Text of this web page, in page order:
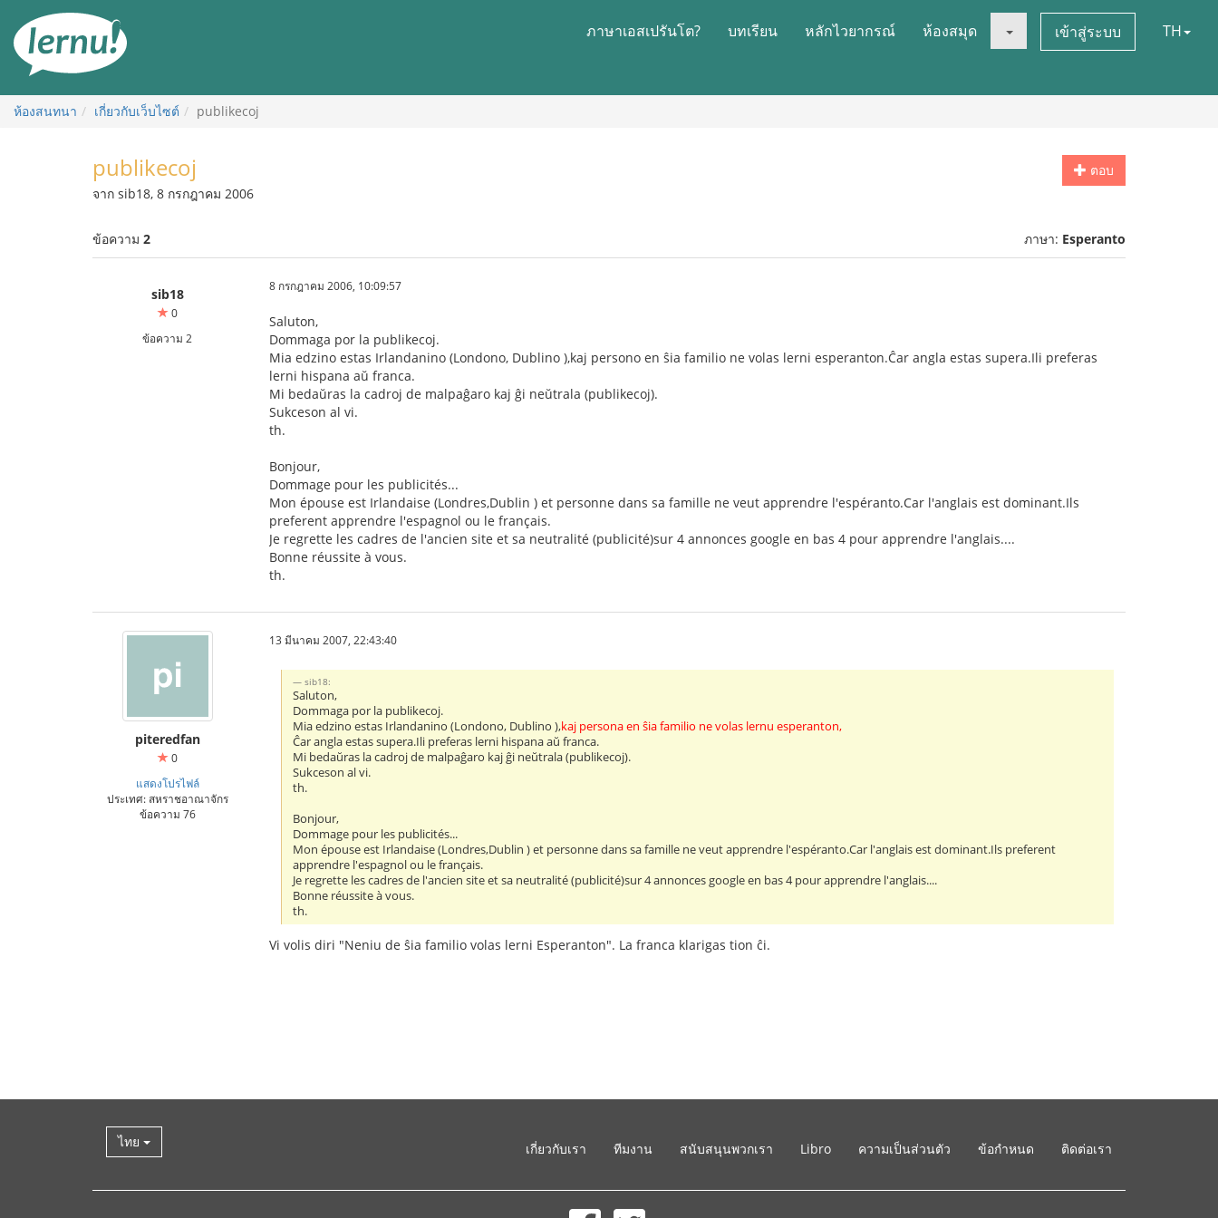
สารบัญ
ภาษาเอสเปรันโต? บทเรียน หลักไวยากรณ์ ห้องสมุด เข้าสู่ระบบ TH
ห้องสนทนา เกี่ยวกับเว็บไซต์ publikecoj
ตอบ
publikecoj
จาก sib18, 8 กรกฎาคม 2006
ข้อความ 2 ภาษา: Esperanto
sib18
0
ข้อความ 2
8 กรกฎาคม 2006, 10:09:57
Saluton,
Dommaga por la publikecoj.
Mia edzino estas Irlandanino (Londono, Dublino ),kaj persono en ŝia familio ne volas lerni esperanton.Ĉar angla estas supera.Ili preferas
lerni hispana aŭ franca.
Mi bedaŭras la cadroj de malpaĝaro kaj ĝi neŭtrala (publikecoj).
Sukceson al vi.
th.
Bonjour,
Dommage pour les publicités...
Mon épouse est Irlandaise (Londres,Dublin ) et personne dans sa famille ne veut apprendre l'espéranto.Car l'anglais est dominant.Ils
preferent apprendre l'espagnol ou le français.
Je regrette les cadres de l'ancien site et sa neutralité (publicité)sur 4 annonces google en bas 4 pour apprendre l'anglais....
Bonne réussite à vous.
th.
piteredfan
0
แสดงโปรไฟล์
ประเทศ: สหราชอาณาจักร
ข้อความ 76
13 มีนาคม 2007, 22:43:40
sib18:
Saluton,
Dommaga por la publikecoj.
Mia edzino estas Irlandanino (Londono, Dublino ),kaj persona en ŝia familio ne volas lernu esperanton,
Ĉar angla estas supera.Ili preferas lerni hispana aŭ franca.
Mi bedaŭras la cadroj de malpaĝaro kaj ĝi neŭtrala (publikecoj).
Sukceson al vi.
th.
Bonjour,
Dommage pour les publicités...
Mon épouse est Irlandaise (Londres,Dublin ) et personne dans sa famille ne veut apprendre l'espéranto.Car l'anglais est dominant.Ils preferent
apprendre l'espagnol ou le français.
Je regrette les cadres de l'ancien site et sa neutralité (publicité)sur 4 annonces google en bas 4 pour apprendre l'anglais....
Bonne réussite à vous.
th.
Vi volis diri "Neniu de ŝia familio volas lerni Esperanton". La franca klarigas tion ĉi.
ไทย เกี่ยวกับเรา ทีมงาน สนับสนุนพวกเรา Libro ความเป็นส่วนตัว ข้อกำหนด ติดต่อเรา